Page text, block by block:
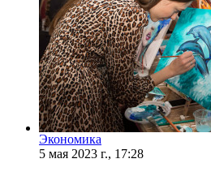
Экономика
5 мая 2023 г., 17:28